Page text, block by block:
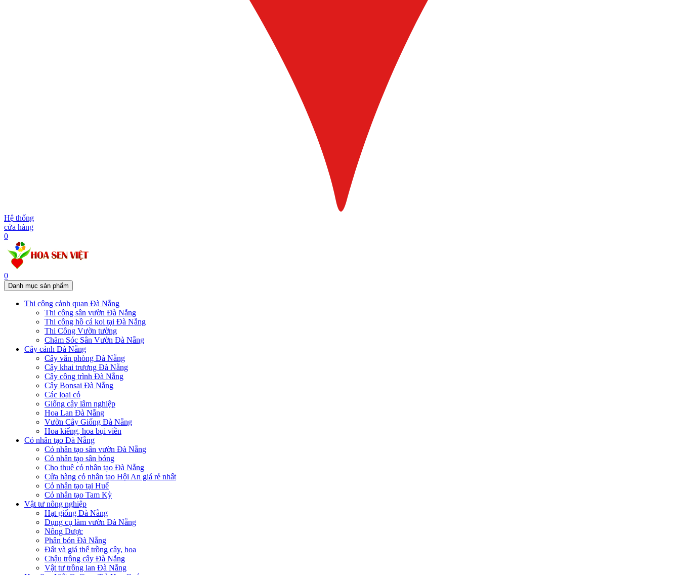
Hệ thống
cửa hàng
0
0
Danh mục sản phẩm
Thi công cảnh quan Đà Nẵng
Thi công sân vườn Đà Nẵng
Thi công hồ cá koi tại Đà Nẵng
Thi Công Vườn tường
Chăm Sóc Sân Vườn Đà Nẵng
Cây cảnh Đà Nẵng
Cây văn phòng Đà Nẵng
Cây khai trương Đà Nẵng
Cây công trình Đà Nẵng
Cây Bonsai Đà Nẵng
Các loại cỏ
Giống cây lâm nghiệp
Hoa Lan Đà Nẵng
Vườn Cây Giống Đà Nẵng
Hoa kiểng, hoa bụi viền
Cỏ nhân tạo Đà Nẵng
Cỏ nhân tạo sân vườn Đà Nẵng
Cỏ nhân tạo sân bóng
Cho thuê cỏ nhân tạo Đà Nẵng
Cửa hàng cỏ nhân tạo Hội An giá rẻ nhất
Cỏ nhân tạo tại Huế
Cỏ nhân tạo Tam Kỳ
Vật tư nông nghiệp
Hạt giống Đà Nẵng
Dụng cụ làm vườn Đà Nẵng
Nông Dược
Phân bón Đà Nẵng
Đất và giá thể trồng cây, hoa
Chậu trồng cây Đà Nẵng
Vật tư trồng lan Đà Nẵng